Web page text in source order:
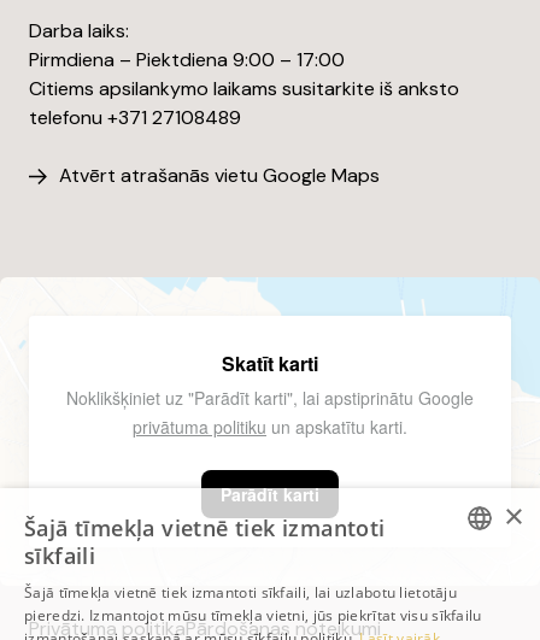
Darba laiks:
Pirmdiena – Piektdiena 9:00 – 17:00
Citiems apsilankymo laikams susitarkite iš anksto
telefonu +371 27108489
Atvērt atrašanās vietu Google Maps
Skatīt karti
Noklikšķiniet uz "Parādīt karti", lai apstiprinātu Google
privātuma politiku un apskatītu karti.
Parādīt karti
Privātuma politikaPārdošanas noteikumi ESTONIAN
×
Šajā tīmekļa vietnē tiek izmantoti
sīkfaili
Šajā tīmekļa vietnē tiek izmantoti sīkfaili, lai uzlabotu lietotāju
pieredzi. Izmantojot mūsu tīmekļa vietni, jūs piekrītat visu sīkfailu